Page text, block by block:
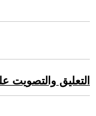
التعليق والتصويت